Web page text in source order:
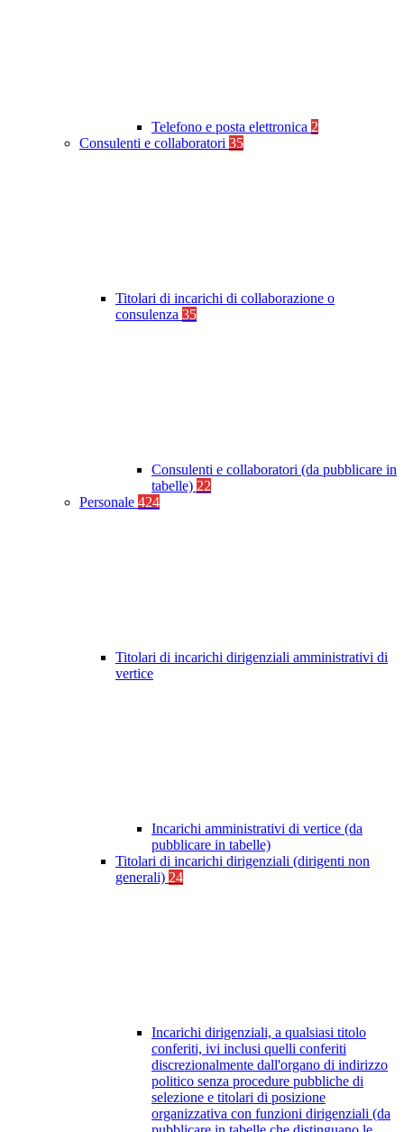
Telefono e posta elettronica 2
Consulenti e collaboratori 35
Titolari di incarichi di collaborazione o
consulenza 35
Consulenti e collaboratori (da pubblicare in
tabelle) 22
Personale 424
Titolari di incarichi dirigenziali amministrativi di
vertice
Incarichi amministrativi di vertice (da
pubblicare in tabelle)
Titolari di incarichi dirigenziali (dirigenti non
generali) 24
Incarichi dirigenziali, a qualsiasi titolo
conferiti, ivi inclusi quelli conferiti
discrezionalmente dall'organo di indirizzo
politico senza procedure pubbliche di
selezione e titolari di posizione
organizzativa con funzioni dirigenziali (da